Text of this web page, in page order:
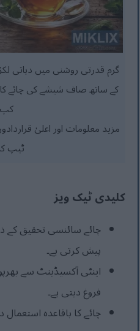
گرم قدرتی روشنی میں دہاتی
کے ساتھ صاف شیشے کی چائے کا
مزید معلومات اور اعلیٰ
ٹیپ
کلیدی ٹیک ویز
چائے سائنسی تحقیق کے
پیش کرتی ہے۔
اینٹی آکسیڈینٹ سے
فروغ دیتی ہے۔
چائے کا باقاعدہ